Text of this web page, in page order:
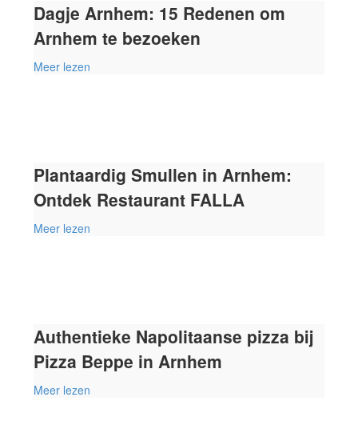
Dagje Arnhem: 15 Redenen om
Arnhem te bezoeken
Meer lezen
Plantaardig Smullen in Arnhem:
Ontdek Restaurant FALLA
Meer lezen
Authentieke Napolitaanse pizza bij
Pizza Beppe in Arnhem
Meer lezen